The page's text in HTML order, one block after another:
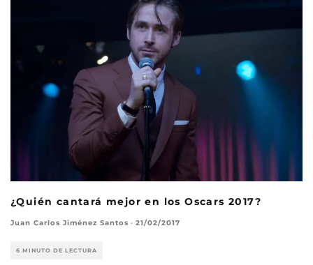
¿Quién cantará mejor en los Oscars 2017?
Juan Carlos Jiménez Santos · 21/02/2017
6 MINUTO DE LECTURA